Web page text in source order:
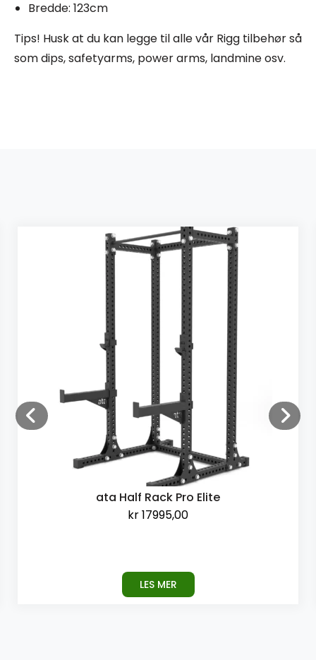
Bredde: 123cm
Tips! Husk at du kan legge til alle vår Rigg tilbehør så
som dips, safetyarms, power arms, landmine osv.
ata Half Rack Pro Elite
kr17995,00
LES MER